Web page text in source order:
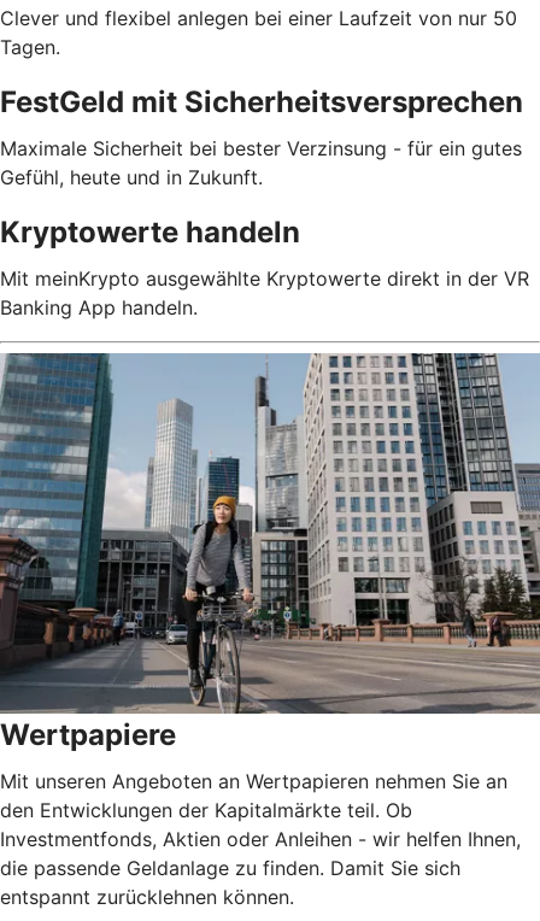
Clever und flexibel anlegen bei einer Laufzeit von nur 50
Tagen.
FestGeld mit Sicherheitsversprechen
Maximale Sicherheit bei bester Verzinsung - für ein gutes
Gefühl, heute und in Zukunft.
Kryptowerte handeln
Mit meinKrypto ausgewählte Kryptowerte direkt in der VR
Banking App handeln.
Wertpapiere
Mit unseren Angeboten an Wertpapieren nehmen Sie an
den Entwicklungen der Kapitalmärkte teil. Ob
Investmentfonds, Aktien oder Anleihen - wir helfen Ihnen,
die passende Geldanlage zu finden. Damit Sie sich
entspannt zurücklehnen können.